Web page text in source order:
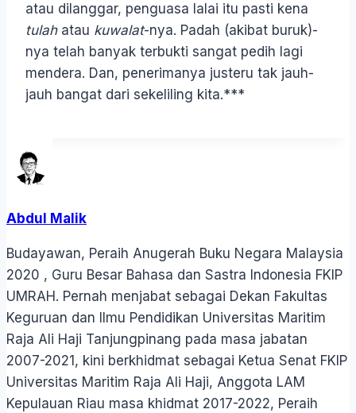
atau dilanggar, penguasa lalai itu pasti kena
tulahatau kuwalat-nya. Padah (akibat buruk)-
nya telah banyak terbukti sangat pedih lagi
mendera. Dan, penerimanya justeru tak jauh-
jauh bangat dari sekeliling kita.***
Abdul Malik
Budayawan, Peraih Anugerah Buku Negara Malaysia
2020 , Guru Besar Bahasa dan Sastra Indonesia FKIP
UMRAH. Pernah menjabat sebagai Dekan Fakultas
Keguruan dan Ilmu Pendidikan Universitas Maritim
Raja Ali Haji Tanjungpinang pada masa jabatan
2007-2021, kini berkhidmat sebagai Ketua Senat FKIP
Universitas Maritim Raja Ali Haji, Anggota LAM
Kepulauan Riau masa khidmat 2017-2022, Peraih